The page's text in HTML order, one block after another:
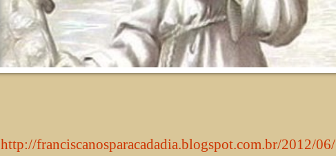
http://franciscanosparacadadia.blogspot.com.br/2012/06/